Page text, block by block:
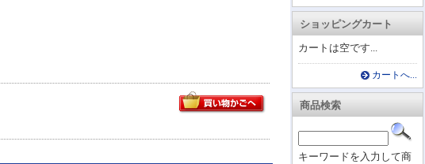
ショッピングカート
カートは空です...
カートへ...
商品検索
キーワードを入力して商